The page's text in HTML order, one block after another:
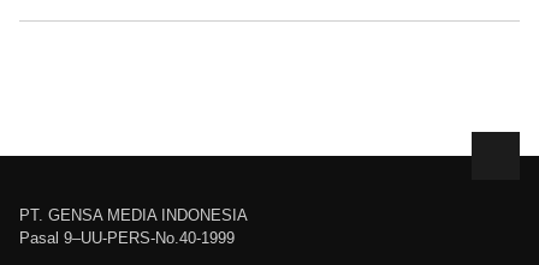
PT. GENSA MEDIA INDONESIA
Pasal 9–UU-PERS-No.40-1999